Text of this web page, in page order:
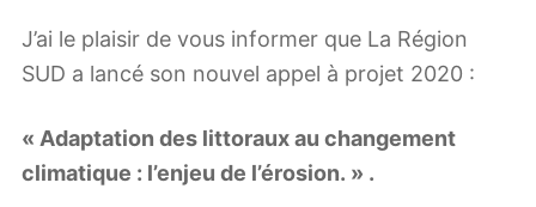
J’ai le plaisir de vous informer que La Région
SUD a lancé son nouvel appel à projet 2020 :
« Adaptation des littoraux au changement
climatique : l’enjeu de l’érosion. » .